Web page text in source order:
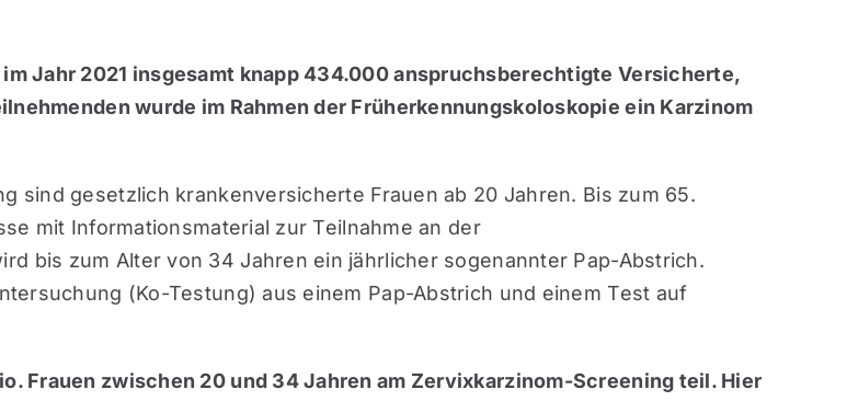
Jahr 2021 insgesamt knapp 434.000 anspruchsberechtigte Versicherte,
wurde im Rahmen der Früherkennungskoloskopie ein Karzinom
gesetzlich krankenversicherte Frauen ab 20 Jahren. Bis zum 65.
mit Informationsmaterial zur Teilnahme an der
bis zum Alter von 34 Jahren ein jährlicher sogenannter Pap-Abstrich.
(Ko-Testung) aus einem Pap-Abstrich und einem Test auf
Frauen zwischen 20 und 34 Jahren am Zervixkarzinom-Screening teil. Hier